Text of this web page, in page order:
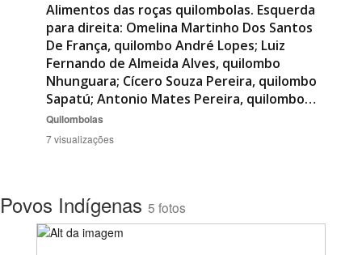
Alimentos das roças quilombolas. Esquerda
para direita: Omelina Martinho Dos Santos
De França, quilombo André Lopes; Luiz
Fernando de Almeida Alves, quilombo
Nhunguara; Cícero Souza Pereira, quilombo
Sapatú; Antonio Mates Pereira, quilombo…
Quilombolas
7 visualizações
Povos Indígenas 5 fotos